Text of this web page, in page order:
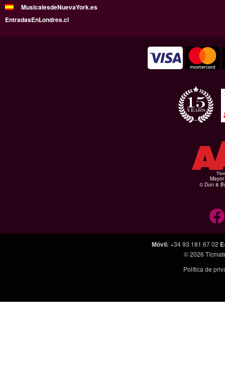
MusicalesdeNuevaYork.es
EntradasEnLondres.cl
© Dun &
Móvil: +34 93 181 67 02
© 2026
Política de